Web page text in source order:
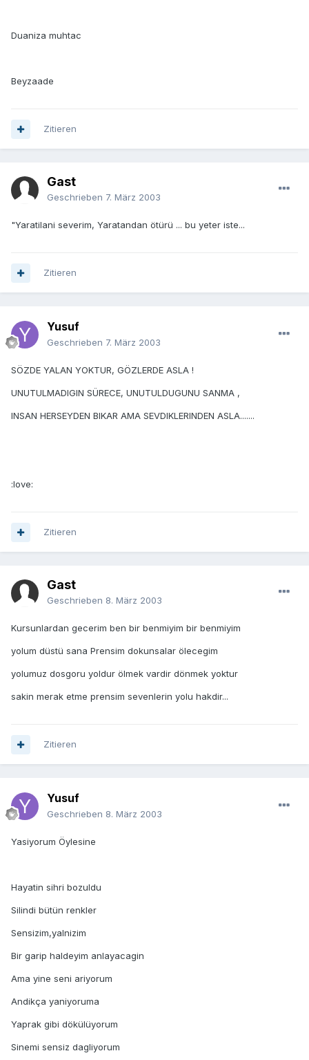
Duaniza muhtac
Beyzaade
Zitieren
Gast
Geschrieben 7. März 2003
"Yaratilani severim, Yaratandan ötürü ... bu yeter iste...
Zitieren
Yusuf
Geschrieben 7. März 2003
SÖZDE YALAN YOKTUR, GÖZLERDE ASLA !
UNUTULMADIGIN SÜRECE, UNUTULDUGUNU SANMA ,
INSAN HERSEYDEN BIKAR AMA SEVDIKLERINDEN ASLA.......
:love:
Zitieren
Gast
Geschrieben 8. März 2003
Kursunlardan gecerim ben bir benmiyim bir benmiyim
yolum düstü sana Prensim dokunsalar ölecegim
yolumuz dosgoru yoldur ölmek vardir dönmek yoktur
sakin merak etme prensim sevenlerin yolu hakdir...
Zitieren
Yusuf
Geschrieben 8. März 2003
Yasiyorum Öylesine
Hayatin sihri bozuldu
Silindi bütün renkler
Sensizim,yalnizim
Bir garip haldeyim anlayacagin
Ama yine seni ariyorum
Andikça yaniyoruma
Yaprak gibi dökülüyorum
Sinemi sensiz dagliyorum